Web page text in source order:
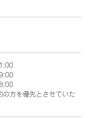
方を優先とさせていた